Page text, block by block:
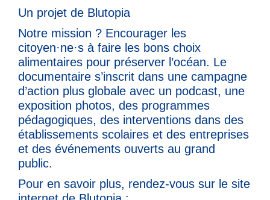
Un projet de Blutopia
Notre mission ? Encourager les
citoyen·ne·s à faire les bons choix
alimentaires pour préserver l’océan. Le
documentaire s’inscrit dans une campagne
d’action plus globale avec un podcast, une
exposition photos, des programmes
pédagogiques, des interventions dans des
établissements scolaires et des entreprises
et des événements ouverts au grand
public.
Pour en savoir plus, rendez-vous sur le site